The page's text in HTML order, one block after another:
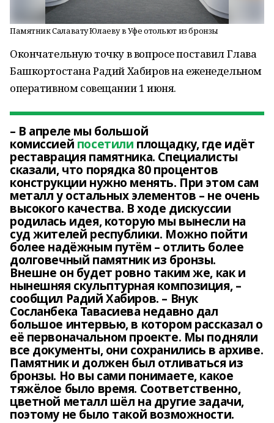
Памятник Салавату Юлаеву в Уфе отольют из бронзы
Окончательную точку в вопросе поставил Глава
Башкортостана Радий Хабиров на еженедельном
оперативном совещании 1 июня.
– В апреле мы большой
комиссией посетили площадку, где идёт
реставрация памятника. Специалисты
сказали, что порядка 80 процентов
конструкции нужно менять. При этом сам
металл у остальных элементов – не очень
высокого качества. В ходе дискуссии
родилась идея, которую мы вынесли на
суд жителей республики. Можно пойти
более надёжным путём – отлить более
долговечный памятник из бронзы.
Внешне он будет ровно таким же, как и
нынешняя скульптурная композиция, –
сообщил Радий Хабиров. – Внук
Сосланбека Тавасиева недавно дал
большое интервью, в котором рассказал о
её первоначальном проекте. Мы подняли
все документы, они сохранились в архиве.
Памятник и должен был отливаться из
бронзы. Но вы сами понимаете, какое
тяжёлое было время. Соответственно,
цветной металл шёл на другие задачи,
поэтому не было такой возможности.